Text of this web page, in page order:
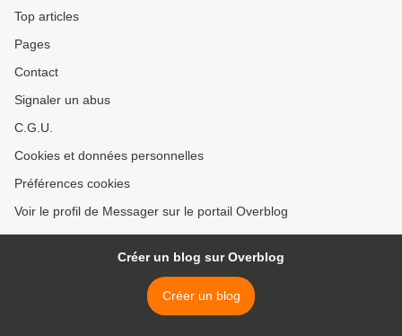
Top articles
Pages
Contact
Signaler un abus
C.G.U.
Cookies et données personnelles
Préférences cookies
Voir le profil de Messager sur le portail Overblog
Créer un blog sur Overblog
Créer un blog